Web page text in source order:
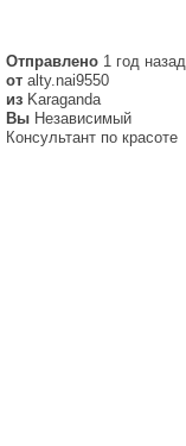
Отправлено 1 год назад
от alty.nai9550
из Karaganda
Вы Независимый
Консультант по красоте